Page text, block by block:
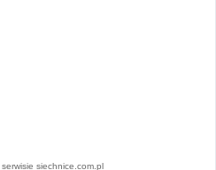
siechnice.com.pl